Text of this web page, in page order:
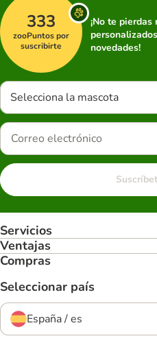
333
zooPuntos por
suscribirte
¡No te
novedades!
Selecciona la mascota
Servicios
Ventajas
Compras
Seleccionar país
España / es